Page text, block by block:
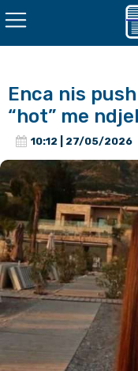
Enca nis
“hot” me
10:12 | 27/05/2026